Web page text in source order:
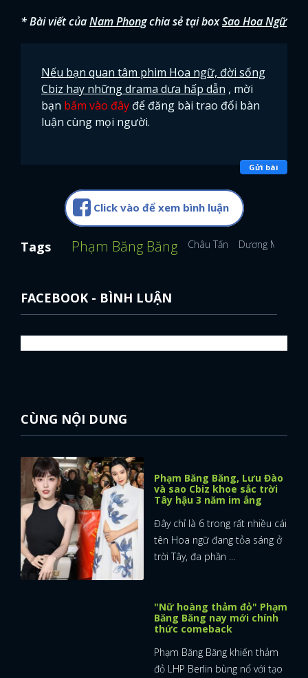
* Bài viết củaNam Phongchia sẻ tại boxSao Hoa Ngữ
Nếu bạn quan tâm phim Hoa ngữ, đời sống
Cbiz hay những drama dưa hấp dẫn , mời
bạn bấm vào đây để đăng bài trao đổi bàn
luận cùng mọi người.
Gửi bài
Click vào để xem bình luận
Tags Phạm Băng Băng Châu Tấn Dương Mịch
FACEBOOK - BÌNH LUẬN
CÙNG NỘI DUNG
Phạm Băng Băng, Lưu Đào
và sao Cbiz khoe sắc trời
Tây hậu 3 năm im ắng
Đây chỉ là 6 trong rất nhiều cái
tên Hoa ngữ đang tỏa sáng ở
trời Tây, đa phần ...
"Nữ hoàng thảm đỏ" Phạm
Băng Băng nay mới chính
thức comeback
Phạm Băng Băng khiến thảm
đỏ LHP Berlin bùng nổ với tạo